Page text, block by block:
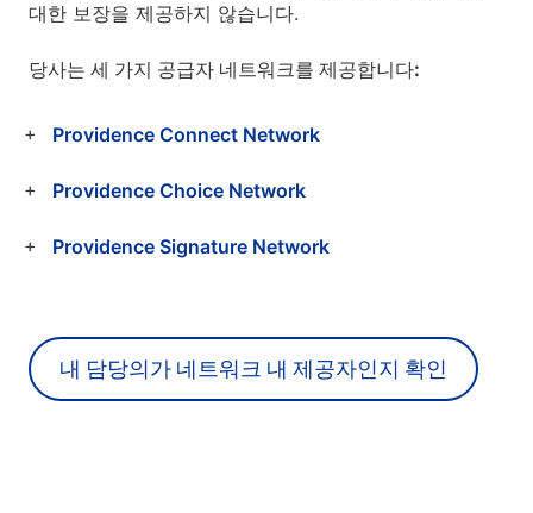
대한 보장을 제공하지 않습니다.
당사는 세 가지 공급자 네트워크를 제공합니다:
Providence Connect Network
Providence Choice Network
Providence Signature Network
내 담당의가 네트워크 내 제공자인지 확인